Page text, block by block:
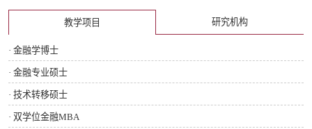
教学项目 研究机构
· 金融学博士
· 金融专业硕士
· 技术转移硕士
· 双学位金融MBA